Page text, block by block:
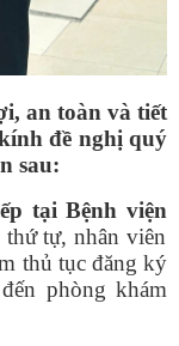
an toàn và tiết
đề nghị quý
sau:
tại Bệnh viện
tự, nhân viên
thủ tục đăng ký
phòng khám